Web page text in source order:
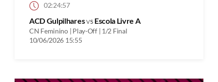
02:24:57
ACD Gulpilharesvs Escola Livre A
CN Feminino | Play-Off | 1/2 Final
10/06/2026 15:55